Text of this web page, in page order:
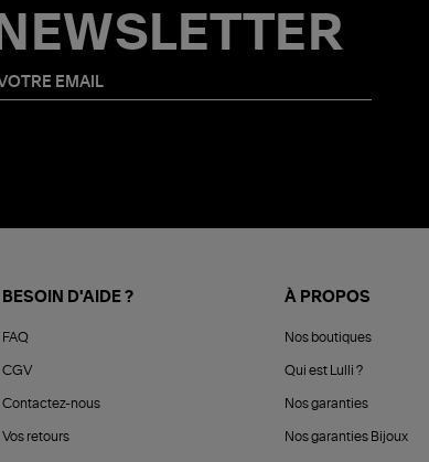
NEWSLETTER
BESOIN D'AIDE ?
FAQ
CGV
Contactez-nous
Vos retours
À PROPOS
Nos boutiques
Qui est Lulli ?
Nos garanties
Nos garanties Bijoux